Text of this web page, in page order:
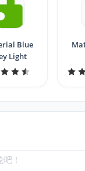
Blue
Light